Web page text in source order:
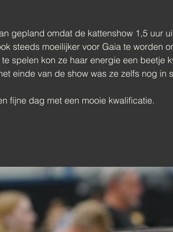
gepland omdat de kattenshow 1,5 uur
steeds moeilijker voor Gaia te worden
spelen kon ze haar energie een beetje
einde van de show was ze zelfs nog in
fijne dag met een mooie kwalificatie.